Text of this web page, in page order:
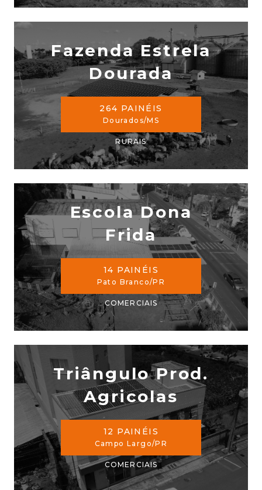
Fazenda Estrela
Dourada
264 PAINÉIS
Dourados/MS
RURAIS
Escola Dona
Frida
14 PAINÉIS
Pato Branco/PR
COMERCIAIS
Triângulo Prod.
Agricolas
12 PAINÉIS
Campo Largo/PR
COMERCIAIS